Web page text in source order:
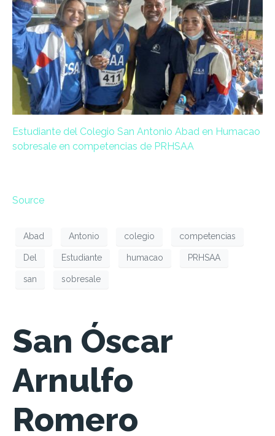
Estudiante del Colegio San Antonio Abad en Humacao
sobresale en competencias de PRHSAA
Source
Abad Antonio colegio competencias
Del Estudiante humacao PRHSAA
san sobresale
San Óscar
Arnulfo
Romero